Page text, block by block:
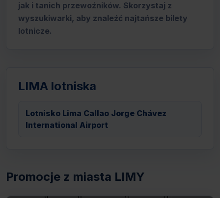
jak i tanich przewoźników. Skorzystaj z
wyszukiwarki, aby znaleźć najtańsze bilety
lotnicze.
LIMA lotniska
Lotnisko Lima Callao Jorge Chávez
International Airport
Promocje z miasta LIMY